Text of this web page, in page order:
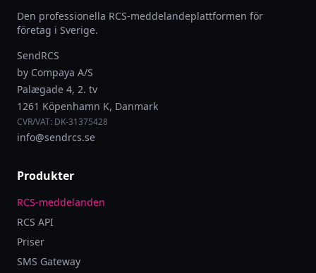
Den professionella RCS-meddelandeplattformen för
företag i Sverige.
SendRCS
by Compaya A/S
Palægade 4, 2. tv
1261 Köpenhamn K, Danmark
CVR/VAT: DK-31375428
info@sendrcs.se
Produkter
RCS-meddelanden
RCS API
Priser
SMS Gateway